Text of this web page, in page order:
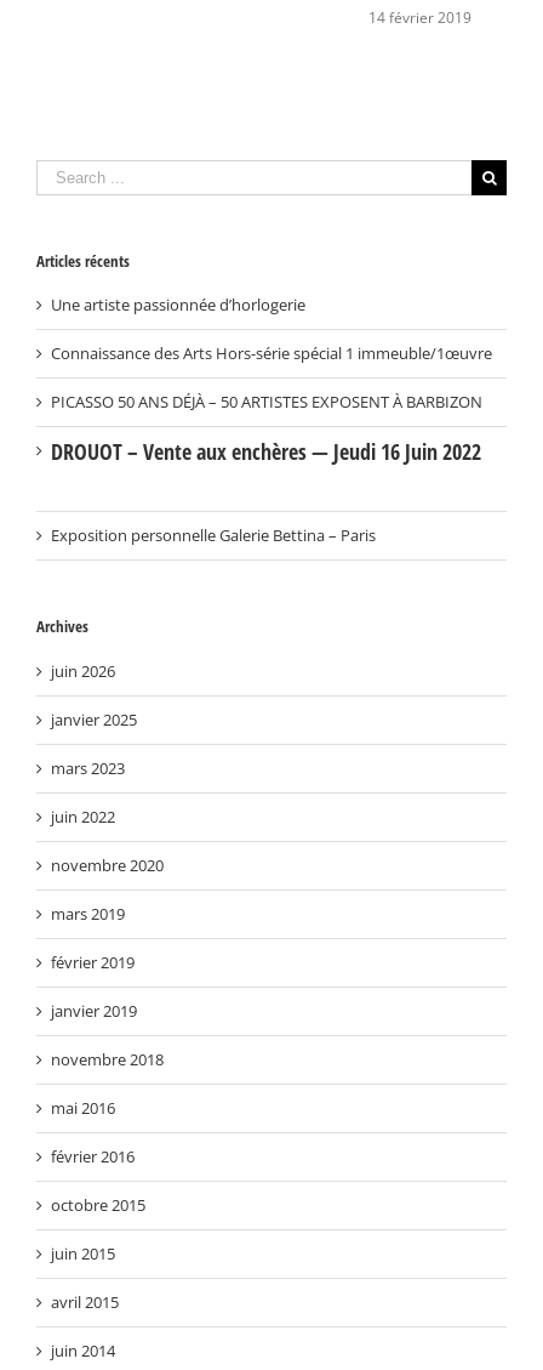
14 février 2019
Search
for:
Articles récents
Une artiste passionnée d’horlogerie
Connaissance des Arts Hors-série spécial 1 immeuble/1œuvre
PICASSO 50 ANS DÉJÀ – 50 ARTISTES EXPOSENT À BARBIZON
DROUOT – Vente aux enchères — Jeudi 16 Juin 2022
Exposition personnelle Galerie Bettina – Paris
Archives
juin 2026
janvier 2025
mars 2023
juin 2022
novembre 2020
mars 2019
février 2019
janvier 2019
novembre 2018
mai 2016
février 2016
octobre 2015
juin 2015
avril 2015
juin 2014